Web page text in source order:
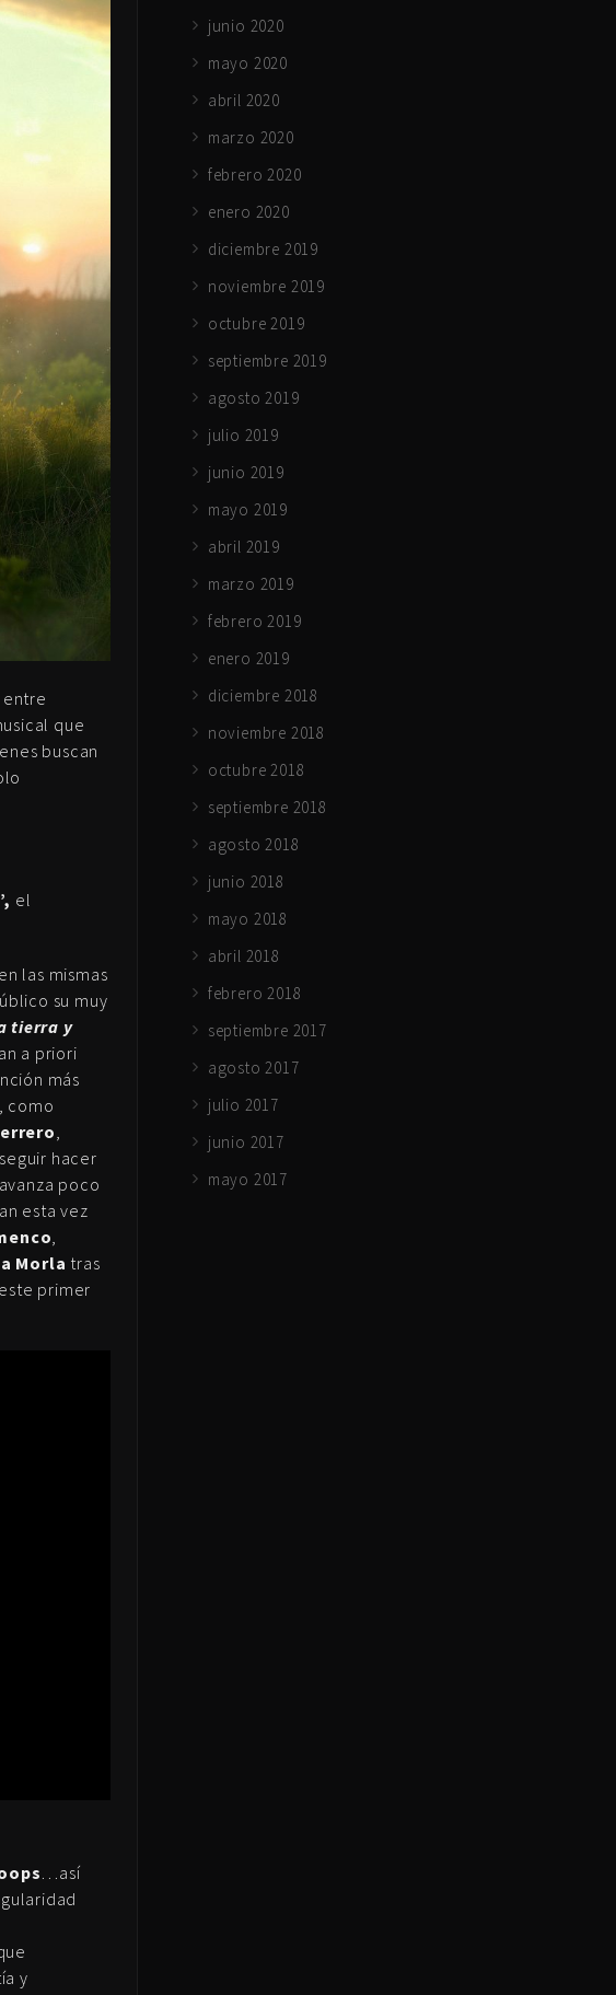
entre
que
buscan
el
las mismas
su muy
tierra y
a priori
más
como
hacer
avanza poco
esta vez
Morla tras
primer
…así
y
junio 2020
mayo 2020
abril 2020
marzo 2020
febrero 2020
enero 2020
diciembre 2019
noviembre 2019
octubre 2019
septiembre 2019
agosto 2019
julio 2019
junio 2019
mayo 2019
abril 2019
marzo 2019
febrero 2019
enero 2019
diciembre 2018
noviembre 2018
octubre 2018
septiembre 2018
agosto 2018
junio 2018
mayo 2018
abril 2018
febrero 2018
septiembre 2017
agosto 2017
julio 2017
junio 2017
mayo 2017